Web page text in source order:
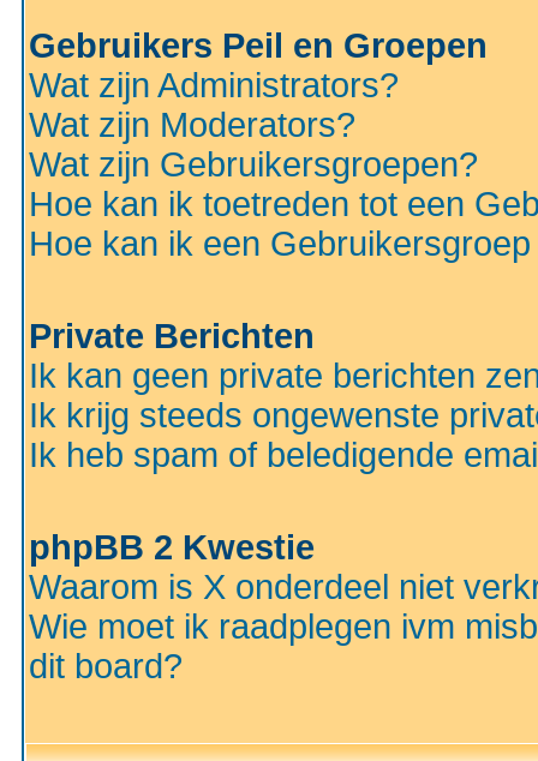
Gebruikers Peil en Groepen
Wat zijn Administrators?
Wat zijn Moderators?
Wat zijn Gebruikersgroepen?
Hoe kan ik toetreden tot een
Hoe kan ik een
Private Berichten
Ik kan geen private berichten
Ik krijg steeds ongewenste
Ik heb spam of beledigende
phpBB 2 Kwestie
Waarom is X onderdeel niet
Wie moet ik raadplegen ivm
dit board?